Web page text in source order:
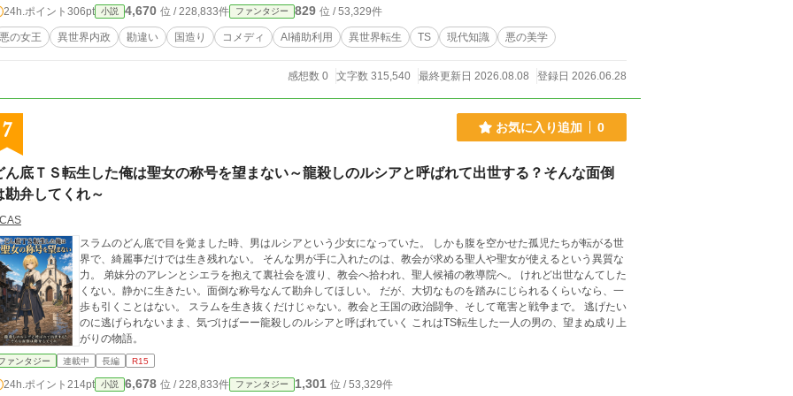
24h.ポイント 306pt 小説 4,670 位 / 228,833件 ファンタジー 829 位 / 53,329件
悪の女王 異世界内政 勘違い 国造り コメディ AI補助利用 異世界転生 TS 現代知識 悪の美学
感想数 0 文字数 315,540 最終更新日 2026.08.08 登録日 2026.06.28
7 お気に入り追加 0
ん底ＴＳ転生した俺は聖女の称号を望まない～龍殺しのルシアと呼ばれて出世する？そんな面倒
勘弁してくれ～
スラムのどん底で目を覚ました時、男はルシアという少女になっていた。 しかも腹を空かせた孤児たちが転がる世
界で、綺麗事だけでは生き残れない。 そんな男が手に入れたのは、教会が求める聖人や聖女が使えるという異質な
力。 弟妹分のアレンとシエラを抱えて裏社会を渡り、教会へ拾われ、聖人候補の教導院へ。 けれど出世なんてした
くない。静かに生きたい。面倒な称号なんて勘弁してほしい。 だが、大切なものを踏みにじられるくらいなら、一
歩も引くことはない。 スラムを生き抜くだけじゃない。教会と王国の政治闘争、そして竜害と戦争まで。 逃げたい
のに逃げられないまま、気づけばーー龍殺しのルシアと呼ばれていく これはTS転生した一人の男の、望まぬ成り上
がりの物語。
ァンタジー 連載中 長編 R15
24h.ポイント 214pt 小説 6,678 位 / 228,833件 ファンタジー 1,301 位 / 53,329件